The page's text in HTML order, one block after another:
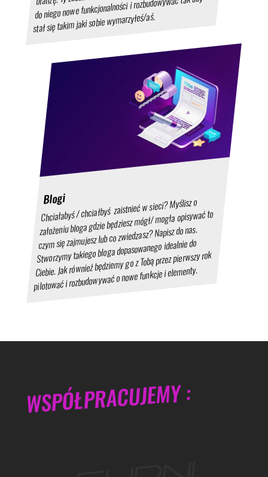
stał się takim jaki sobie wymarzyłeś/aś.
Blogi
Chciałabyś / chciałbyś zaistnieć w sieci? Myślisz o
założeniu bloga gdzie będziesz mógł/ mogła opisywać to
czym się zajmujesz lub co zwiedzasz? Napisz do nas.
Stworzymy takiego bloga dopasowanego idealnie do
Ciebie. Jak również będziemy go z Tobą przez pierwszy rok
pilotować i rozbudowywać o nowe funkcje i elementy.
WSPÓŁPRACUJEMY :